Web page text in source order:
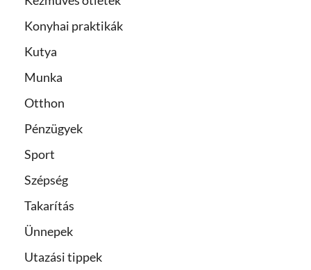
Konyhai praktikák
Kutya
Munka
Otthon
Pénzügyek
Sport
Szépség
Takarítás
Ünnepek
Utazási tippek